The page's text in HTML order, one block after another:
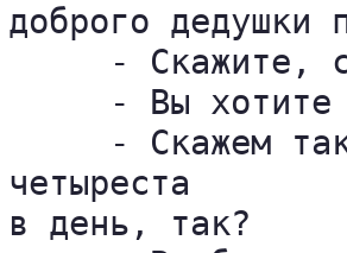
доброго дедушки
- Скажите,
- Вы хотите
- Скажем
четыреста
в день, так?